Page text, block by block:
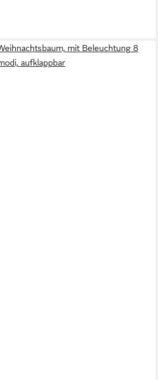
mit Beleuchtung 8
aufklappbar